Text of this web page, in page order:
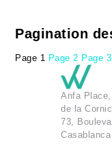
Pagination
Page 1 Page2 Page 3
Anfa
de la
73,
Casablanca